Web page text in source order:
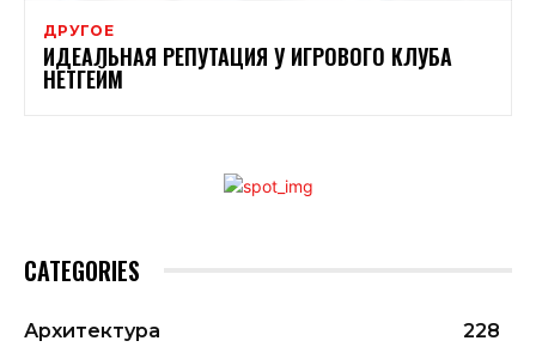
ДРУГОЕ
ИДЕАЛЬНАЯ РЕПУТАЦИЯ У ИГРОВОГО КЛУБА
НЕТГЕЙМ
CATEGORIES
Архитектура
228